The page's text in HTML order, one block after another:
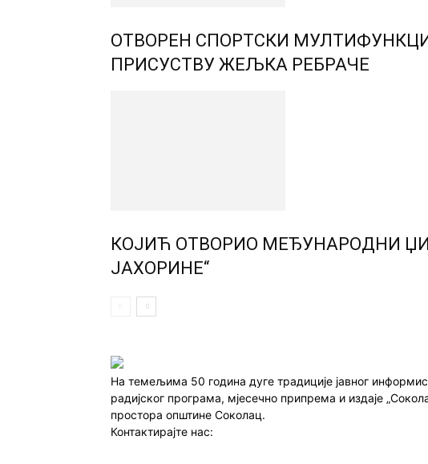
ОТВОРЕН СПОРТСКИ
ПРИСУСТВУ ЖЕЉКА РЕБРАЧЕ
КОЈИЋ ОТВОРИО МЕЂУНАРОДНИ
ЈАХОРИНЕ“
На темељима 50 година дуге традиције јавног
радијског програма, мјесечно припрема и издаје
простора општине Соколац.
Контактирајте нас: